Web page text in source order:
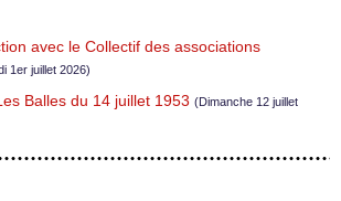
avec le Collectif des associations
1er juillet 2026)
Balles du 14 juillet 1953 (Dimanche 12 juillet